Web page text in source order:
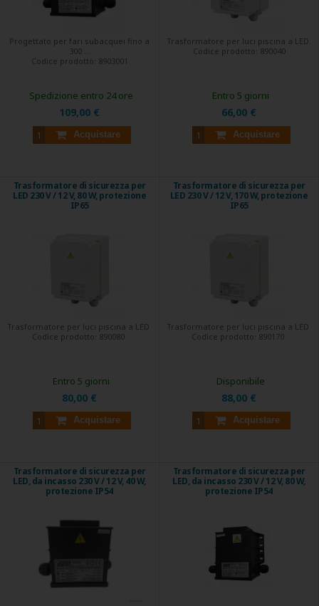
Progettato per fari subacquei fino a
300 ...
Codice prodotto: 8903001
109,00 €
Acquistare
Spedizione entro 24 ore
Trasformatore per luci piscina a LED.
Codice prodotto: 890040
66,00 €
Acquistare
Entro 5 giorni
Trasformatore di sicurezza per
LED 230 V / 12 V, 80 W, protezione
IP65
Trasformatore per luci piscina a LED
Codice prodotto: 890080
80,00 €
Acquistare
Entro 5 giorni
Trasformatore di sicurezza per
LED 230 V / 12 V, 170 W, protezione
IP65
Trasformatore per luci piscina a LED
Codice prodotto: 890170
88,00 €
Acquistare
Disponibile
Trasformatore di sicurezza per
LED, da incasso 230 V / 12 V, 40 W,
protezione IP54
Trasformatore di sicurezza per
LED, da incasso 230 V / 12 V, 80 W,
protezione IP54